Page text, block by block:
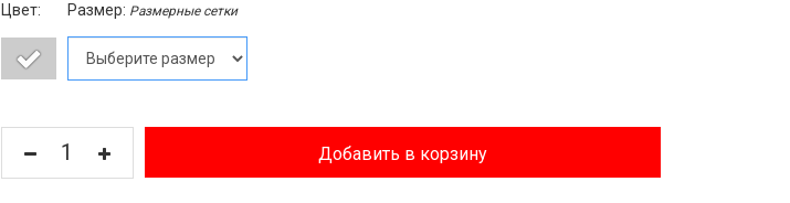
Цвет: Размер: Размерные сетки
Добавить в корзину